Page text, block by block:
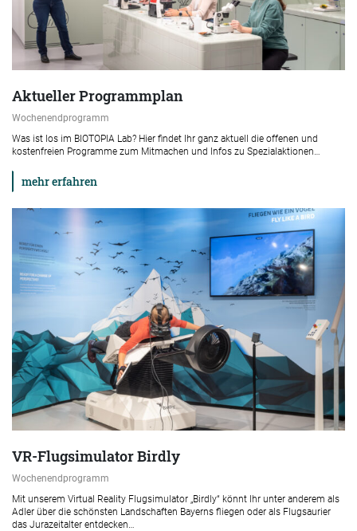
Aktueller Programmplan
Wochenendprogramm
Was ist los im BIOTOPIA Lab? Hier findet Ihr ganz aktuell die offenen und
kostenfreien Programme zum Mitmachen und Infos zu Spezialaktionen…
mehr erfahren
VR-Flugsimulator Birdly
Wochenendprogramm
Mit unserem Virtual Reality Flugsimulator „Birdly“ könnt Ihr unter anderem als
Adler über die schönsten Landschaften Bayerns fliegen oder als Flugsaurier
das Jurazeitalter entdecken…